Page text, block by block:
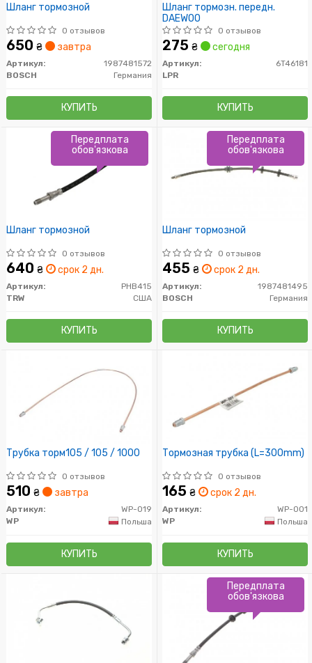
Шланг тормозной
0 отзывов
650 ₴ завтра
Артикул:
1987481572
BOSCH
Германия
КУПИТЬ
Шланг тормозн. передн.
DAEWOO
0 отзывов
275 ₴ сегодня
Артикул:
6T46181
LPR
КУПИТЬ
Шланг тормозной
0 отзывов
640 ₴ срок 2 дн.
Артикул:
PHB415
TRW
США
КУПИТЬ
Передплата
обов'язкова
Шланг тормозной
0 отзывов
455 ₴ срок 2 дн.
Артикул:
1987481495
BOSCH
Германия
КУПИТЬ
Передплата
обов'язкова
Трубка торм105 / 105 / 1000
0 отзывов
510 ₴ завтра
Артикул:
WP-019
WP
Польша
КУПИТЬ
Тормозная трубка (L=300mm)
0 отзывов
165 ₴ срок 2 дн.
Артикул:
WP-001
WP
Польша
КУПИТЬ
Передплата
обов'язкова